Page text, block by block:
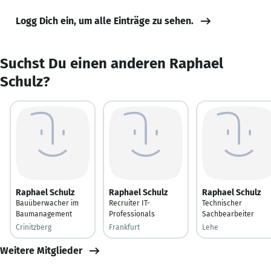
Logg Dich ein, um alle Einträge zu sehen.
Suchst Du einen anderen Raphael
Schulz?
Raphael Schulz
Bauüberwacher im
Baumanagement
Crinitzberg
Raphael Schulz
Recruiter IT-
Professionals
Frankfurt
Raphael Schulz
Technischer
Sachbearbeiter
Lehe
Weitere Mitglieder